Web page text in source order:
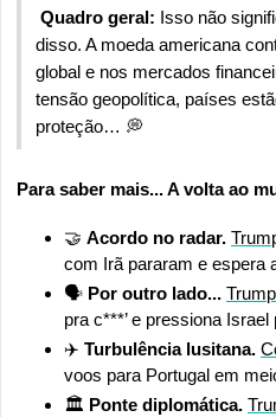
Quadro geral: Isso não
disso. A moeda americana
global e nos mercados
tensão geopolítica, países
proteção… 💭
Para saber mais... A volta ao
🤝 Acordo no radar.
com Irã pararam e espera
🗣️ Por outro lado... Trump
pra c***’ e pressiona
✈️ Turbulência lusitana.
voos para Portugal em
🏛️ Ponte diplomática.